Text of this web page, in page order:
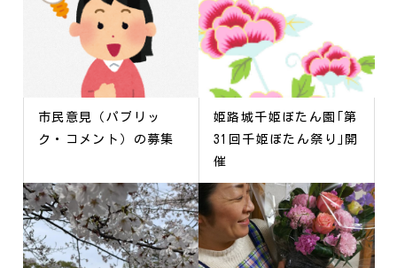
市民意見（パブリッ
ク・コメント）の募集
姫路城千姫ぼたん園｢第
31回千姫ぼたん祭り｣開
催